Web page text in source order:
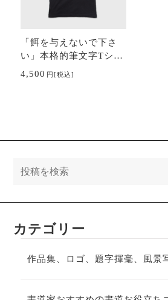
「餌を与えないで下さ
い」本格的筆文字Tシャ
ツ
4,500 円 [税込]
カテゴリー
作品集、ロゴ、題字揮毫、風景